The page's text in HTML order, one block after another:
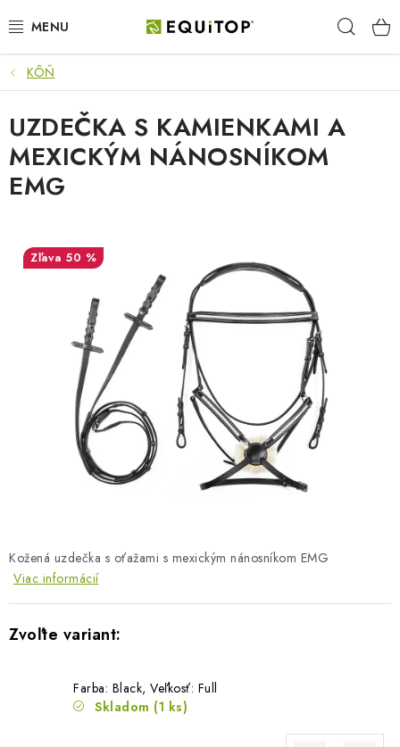
na
JAZDEC
KÔŇ
PONY
PES
DARČEKOVÉ POUKAZY
KONTAKTY
KÔŇ
Kožená uzdečka s oťažami s mexickým nánosníkom EMG
Viac informácií
Farba: Black, Veľkosť: Full
Skladom (1 ks)
UZDEČKA S KAMIENKAMI A
MEXICKÝM NÁNOSNÍKOM
EMG
50 %